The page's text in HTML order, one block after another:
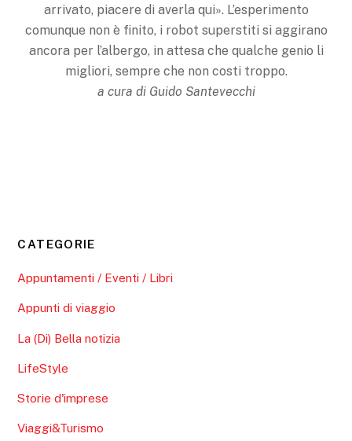
arrivato, piacere di averla qui». L’esperimento
comunque non è finito, i robot superstiti si aggirano
ancora per l’albergo, in attesa che qualche genio li
migliori, sempre che non costi troppo.
a cura di Guido Santevecchi
CATEGORIE
Appuntamenti / Eventi / Libri
Appunti di viaggio
La (Di) Bella notizia
LifeStyle
Storie d'imprese
Viaggi&Turismo